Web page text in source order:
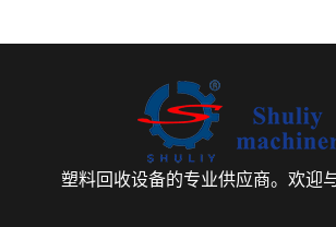
塑料回收设备的专业供应商。欢迎